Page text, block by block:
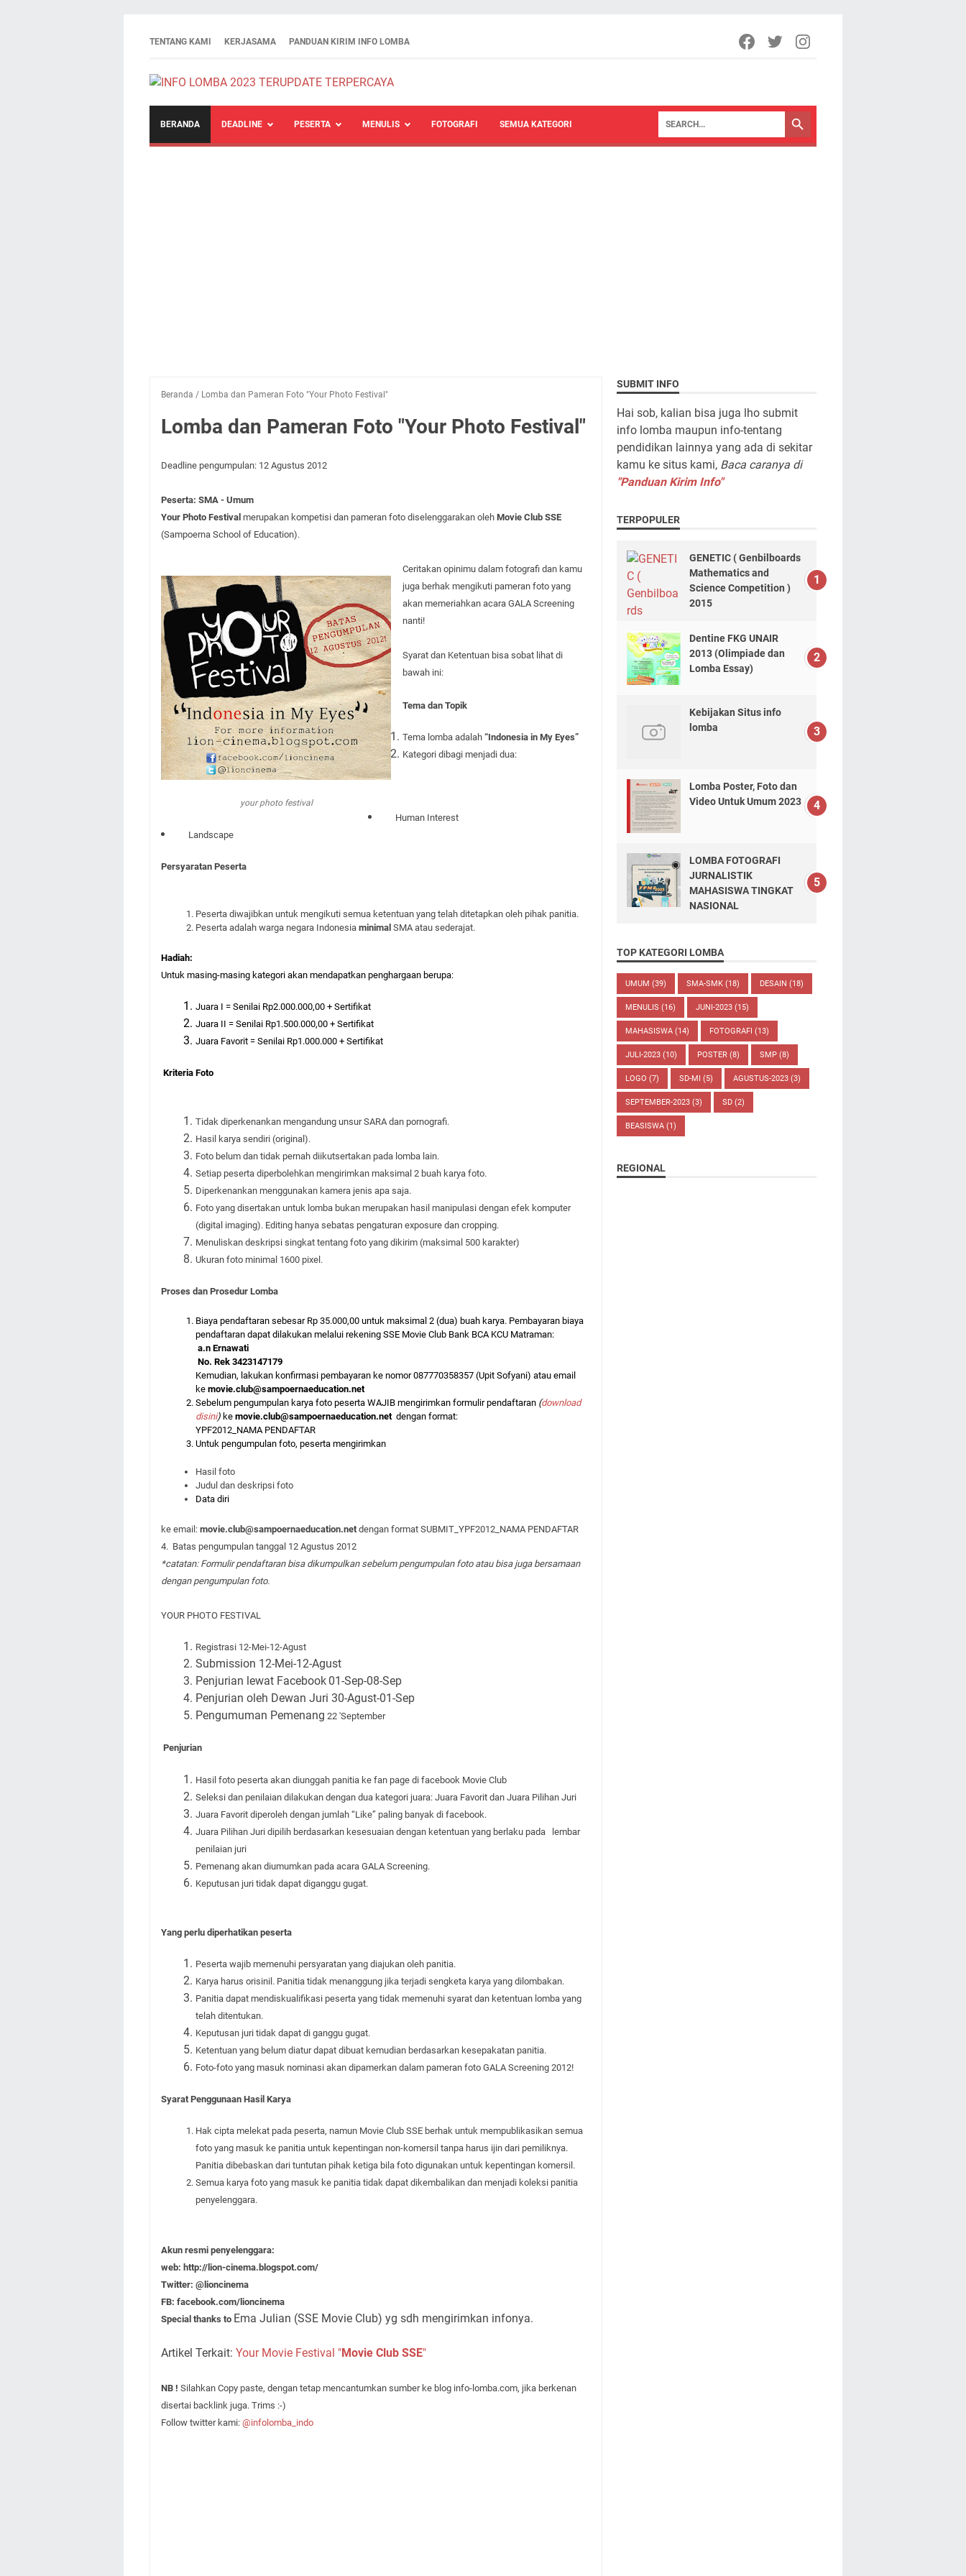
TENTANG KAMI KERJASAMA PANDUAN KIRIM INFO LOMBA
BERANDA DEADLINE PESERTA MENULIS FOTOGRAFI SEMUA KATEGORI
Beranda / Lomba dan Pameran Foto "Your Photo Festival"
Lomba dan Pameran Foto "Your Photo Festival"
Deadline pengumpulan: 12 Agustus 2012
Peserta: SMA - Umum
Your Photo Festival merupakan kompetisi dan pameran foto diselenggarakan oleh Movie Club SSE
(Sampoerna School of Education).
your photo festival
Ceritakan opinimu dalam fotografi dan kamu
juga berhak mengikuti pameran foto yang
akan memeriahkan acara GALA Screening
nanti!
Syarat dan Ketentuan bisa sobat lihat di
bawah ini:
Tema dan Topik
Tema lomba adalah “Indonesia in My Eyes”
Kategori dibagi menjadi dua:
Human Interest
Landscape
Persyaratan Peserta
Peserta diwajibkan untuk mengikuti semua ketentuan yang telah ditetapkan oleh pihak panitia.
Peserta adalah warga negara Indonesia minimal SMA atau sederajat.
Hadiah:
Untuk masing-masing kategori akan mendapatkan penghargaan berupa:
Juara I = Senilai Rp2.000.000,00 + Sertifikat
Juara II = Senilai Rp1.500.000,00 + Sertifikat
Juara Favorit = Senilai Rp1.000.000 + Sertifikat
Kriteria Foto
Tidak diperkenankan mengandung unsur SARA dan pornografi.
Hasil karya sendiri (original).
Foto belum dan tidak pernah diikutsertakan pada lomba lain.
Setiap peserta diperbolehkan mengirimkan maksimal 2 buah karya foto.
Diperkenankan menggunakan kamera jenis apa saja.
Foto yang disertakan untuk lomba bukan merupakan hasil manipulasi dengan efek komputer
(digital imaging). Editing hanya sebatas pengaturan exposure dan cropping.
Menuliskan deskripsi singkat tentang foto yang dikirim (maksimal 500 karakter)
Ukuran foto minimal 1600 pixel.
Proses dan Prosedur Lomba
Biaya pendaftaran sebesar Rp 35.000,00 untuk maksimal 2 (dua) buah karya. Pembayaran biaya
pendaftaran dapat dilakukan melalui rekening SSE Movie Club Bank BCA KCU Matraman:
a.n Ernawati
No. Rek 3423147179
Kemudian, lakukan konfirmasi pembayaran ke nomor 087770358357 (Upit Sofyani) atau email
ke movie.club@sampoernaeducation.net
Sebelum pengumpulan karya foto peserta WAJIB mengirimkan formulir pendaftaran (download
disini) ke movie.club@sampoernaeducation.net dengan format:
YPF2012_NAMA PENDAFTAR
Untuk pengumpulan foto, peserta mengirimkan
Hasil foto
Judul dan deskripsi foto
Data diri
ke email: movie.club@sampoernaeducation.net dengan format SUBMIT_YPF2012_NAMA PENDAFTAR
4. Batas pengumpulan tanggal 12 Agustus 2012
*catatan: Formulir pendaftaran bisa dikumpulkan sebelum pengumpulan foto atau bisa juga bersamaan
dengan pengumpulan foto.
YOUR PHOTO FESTIVAL
Registrasi 12-Mei-12-Agust
Submission 12-Mei-12-Agust
Penjurian lewat Facebook 01-Sep-08-Sep
Penjurian oleh Dewan Juri 30-Agust-01-Sep
Pengumuman Pemenang 22 'September
Penjurian
Hasil foto peserta akan diunggah panitia ke fan page di facebook Movie Club
Seleksi dan penilaian dilakukan dengan dua kategori juara: Juara Favorit dan Juara Pilihan Juri
Juara Favorit diperoleh dengan jumlah “Like” paling banyak di facebook.
Juara Pilihan Juri dipilih berdasarkan kesesuaian dengan ketentuan yang berlaku pada lembar
penilaian juri
Pemenang akan diumumkan pada acara GALA Screening.
Keputusan juri tidak dapat diganggu gugat.
Yang perlu diperhatikan peserta
Peserta wajib memenuhi persyaratan yang diajukan oleh panitia.
Karya harus orisinil. Panitia tidak menanggung jika terjadi sengketa karya yang dilombakan.
Panitia dapat mendiskualifikasi peserta yang tidak memenuhi syarat dan ketentuan lomba yang
telah ditentukan.
Keputusan juri tidak dapat di ganggu gugat.
Ketentuan yang belum diatur dapat dibuat kemudian berdasarkan kesepakatan panitia.
Foto-foto yang masuk nominasi akan dipamerkan dalam pameran foto GALA Screening 2012!
Syarat Penggunaan Hasil Karya
Hak cipta melekat pada peserta, namun Movie Club SSE berhak untuk mempublikasikan semua
foto yang masuk ke panitia untuk kepentingan non-komersil tanpa harus ijin dari pemiliknya.
Panitia dibebaskan dari tuntutan pihak ketiga bila foto digunakan untuk kepentingan komersil.
Semua karya foto yang masuk ke panitia tidak dapat dikembalikan dan menjadi koleksi panitia
penyelenggara.
Akun resmi penyelenggara:
web: http://lion-cinema.blogspot.com/
Twitter: @lioncinema
FB: facebook.com/lioncinema
Special thanks to Ema Julian (SSE Movie Club) yg sdh mengirimkan infonya.
Artikel Terkait: Your Movie Festival "Movie Club SSE"
NB ! Silahkan Copy paste, dengan tetap mencantumkan sumber ke blog info-lomba.com, jika berkenan
disertai backlink juga. Trims :-)
Follow twitter kami: @infolomba_indo
SUBMIT INFO
Hai sob, kalian bisa juga lho submit
info lomba maupun info-tentang
pendidikan lainnya yang ada di sekitar
kamu ke situs kami, Baca caranya di
"Panduan Kirim Info"
TERPOPULER
GENETIC ( Genbilboards
Mathematics and
Science Competition )
2015
Dentine FKG UNAIR
2013 (Olimpiade dan
Lomba Essay)
Kebijakan Situs info
lomba
Lomba Poster, Foto dan
Video Untuk Umum 2023
LOMBA FOTOGRAFI
JURNALISTIK
MAHASISWA TINGKAT
NASIONAL
TOP KATEGORI LOMBA
UMUM (39) SMA-SMK (18) DESAIN (18)
MENULIS (16) JUNI-2023 (15)
MAHASISWA (14) FOTOGRAFI (13)
JULI-2023 (10) POSTER (8) SMP (8)
LOGO (7) SD-MI (5) AGUSTUS-2023 (3)
SEPTEMBER-2023 (3) SD (2)
BEASISWA (1)
REGIONAL